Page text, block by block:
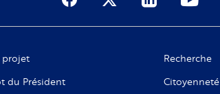
projet
du Président
Recherche
Citoyenneté